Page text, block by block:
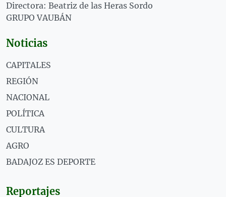
Directora: Beatriz de las Heras Sordo
GRUPO VAUBÁN
Noticias
CAPITALES
REGIÓN
NACIONAL
POLÍTICA
CULTURA
AGRO
BADAJOZ ES DEPORTE
Reportajes